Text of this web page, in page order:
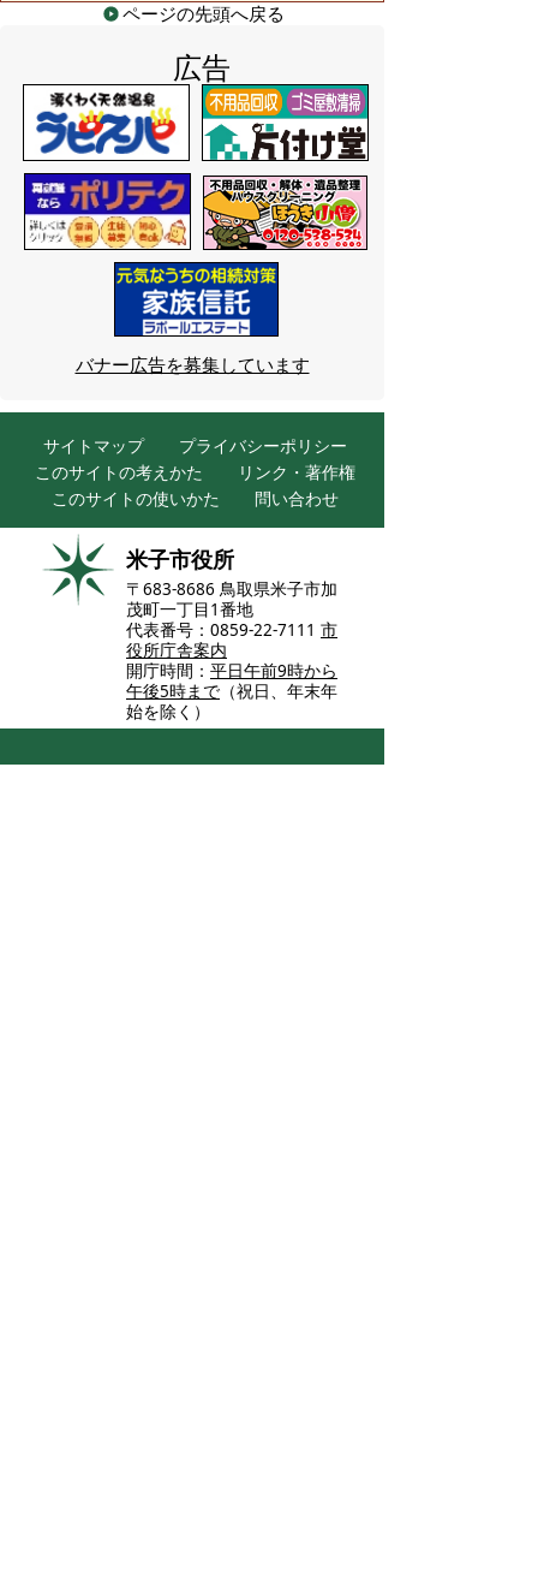
ページの先頭へ戻る
広告
バナー広告を募集しています
サイトマップ
プライバシーポリシー
このサイトの考えかた
リンク・著作権
このサイトの使いかた
問い合わせ
米子市役所
〒683-8686 鳥取県米子市加
茂町一丁目1番地
代表番号：0859-22-7111 市
役所庁舎案内
開庁時間： 平日午前9時から
午後5時まで （祝日、年末年
始を除く）